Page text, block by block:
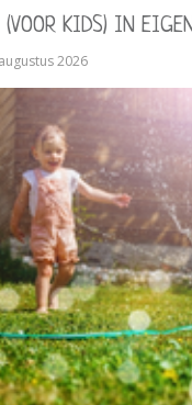
(VOOR KIDS) IN
2026